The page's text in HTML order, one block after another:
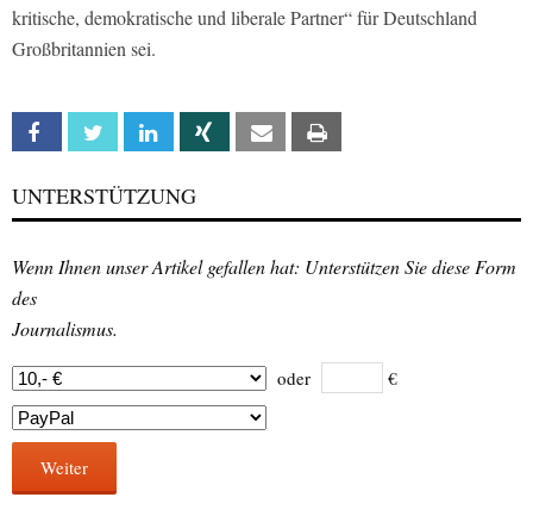
kritische, demokratische und liberale Partner“für Deutschland
Großbritannien sei.
Facebook Twitter Linkedin Xing Email
UNTERSTÜTZUNG
Wenn Ihnen unser Artikel gefallen hat: Unterstützen Sie diese Form
des
Journalismus.
oder €
Weiter